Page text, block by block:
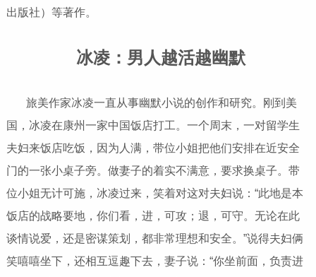
出版社）等著作。
冰凌：男人越活越幽默
旅美作家冰凌一直从事幽默小说的创作和研究。刚到美
国，冰凌在康州一家中国饭店打工。一个周末，一对留学生
夫妇来饭店吃饭，因为人满，带位小姐把他们安排在近安全
门的一张小桌子旁。做妻子的着实不满意，要求换桌子。带
位小姐无计可施，冰凌过来，笑着对这对夫妇说：“此地是本
饭店的战略要地，你们看，进，可攻；退，可守。无论在此
谈情说爱，还是密谋策划，都非常理想和安全。”说得夫妇俩
笑嘻嘻坐下，还相互逗趣下去，妻子说：“你坐前面，负责进